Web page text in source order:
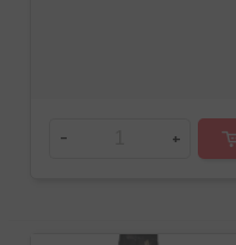
- +